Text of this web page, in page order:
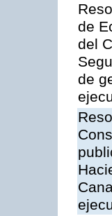
de
del
de